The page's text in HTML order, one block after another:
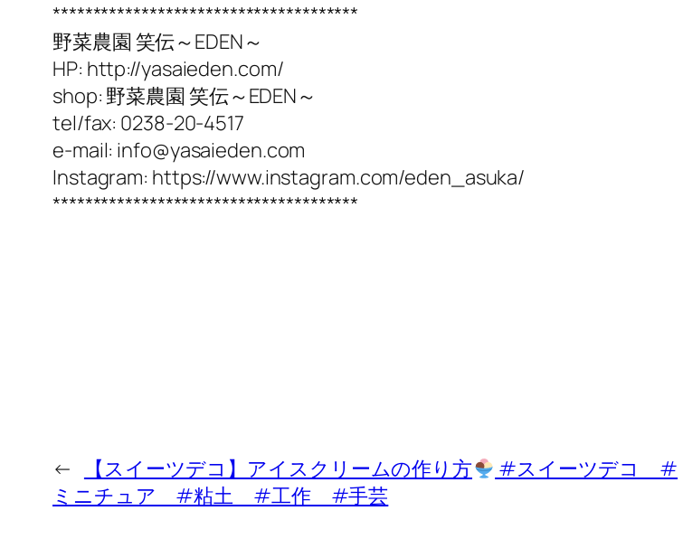
**************************************
野菜農園 笑伝～EDEN～
HP: http://yasaieden.com/
shop: 野菜農園 笑伝～EDEN～
tel/fax: 0238-20-4517
e-mail: info@yasaieden.com
Instagram: https://www.instagram.com/eden_asuka/
**************************************
← 【スイーツデコ】アイスクリームの作り方
#スイーツデコ #
ミニチュア #粘土 #工作 #手芸